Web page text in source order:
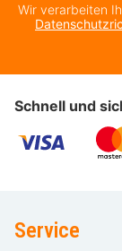
Wir verarbeiten
Schnell und
Service